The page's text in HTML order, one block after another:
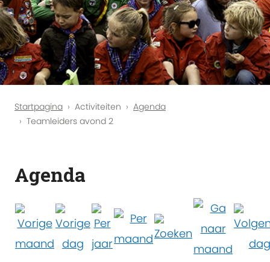
Startpagina Activiteiten
Agenda
Teamleiders avond 2
Agenda